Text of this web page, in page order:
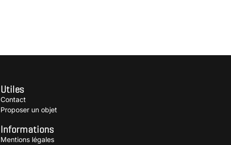
Utiles
Contact
Proposer un objet
Informations
Mentions légales